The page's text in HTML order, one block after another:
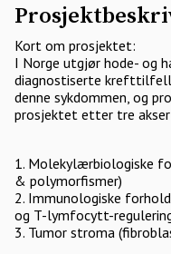
Kort om prosjektet:
I Norge utgjør hode- og
diagnostiserte
denne sykdommen, og
prosjektet etter tre
1. Molekylærbiologiske
& polymorfismer)
2. Immunologiske
og T-lymfocytt-
3. Tumor stroma